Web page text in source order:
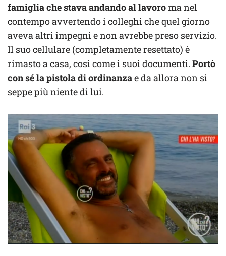
famiglia che stava andando al lavoroma nel
contempo avvertendo i colleghi che quel giorno
aveva altri impegni e non avrebbe preso servizio.
Il suo cellulare (completamente resettato) è
rimasto a casa, così come i suoi documenti. Portò
con sé la pistola di ordinanzae da allora non si
seppe più niente di lui.